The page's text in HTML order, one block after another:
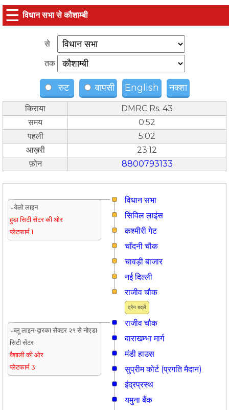
☰ विधान सभा से कौशाम्बी
से
तक
रुट वापसी English नक्शा
किराया
DMRC Rs. 43
समय
0:52
पहली
5:02
आख़री
23:12
फ़ोन
8800793133
विधान सभा
↓येलो लाइन
हुडा सिटी सेंटर की ओर
प्लेटफार्म 1
सिविल लाइंस
कश्मीरी गेट
चाँदनी चौक
चावड़ी बाजार
नई दिल्ली
ट्रैन बदलें
राजीव चौक
राजीव चौक
↓ब्लू लाइन-द्वारका सैक्टर २१ से नोएडा
सिटी सेंटर
वैशाली की ओर
प्लेटफार्म 3
बाराखम्भा मार्ग
मंडी हाउस
सुप्रीम कोर्ट (प्रगति मैदान)
इंद्रप्रस्थ
यमुना बैंक